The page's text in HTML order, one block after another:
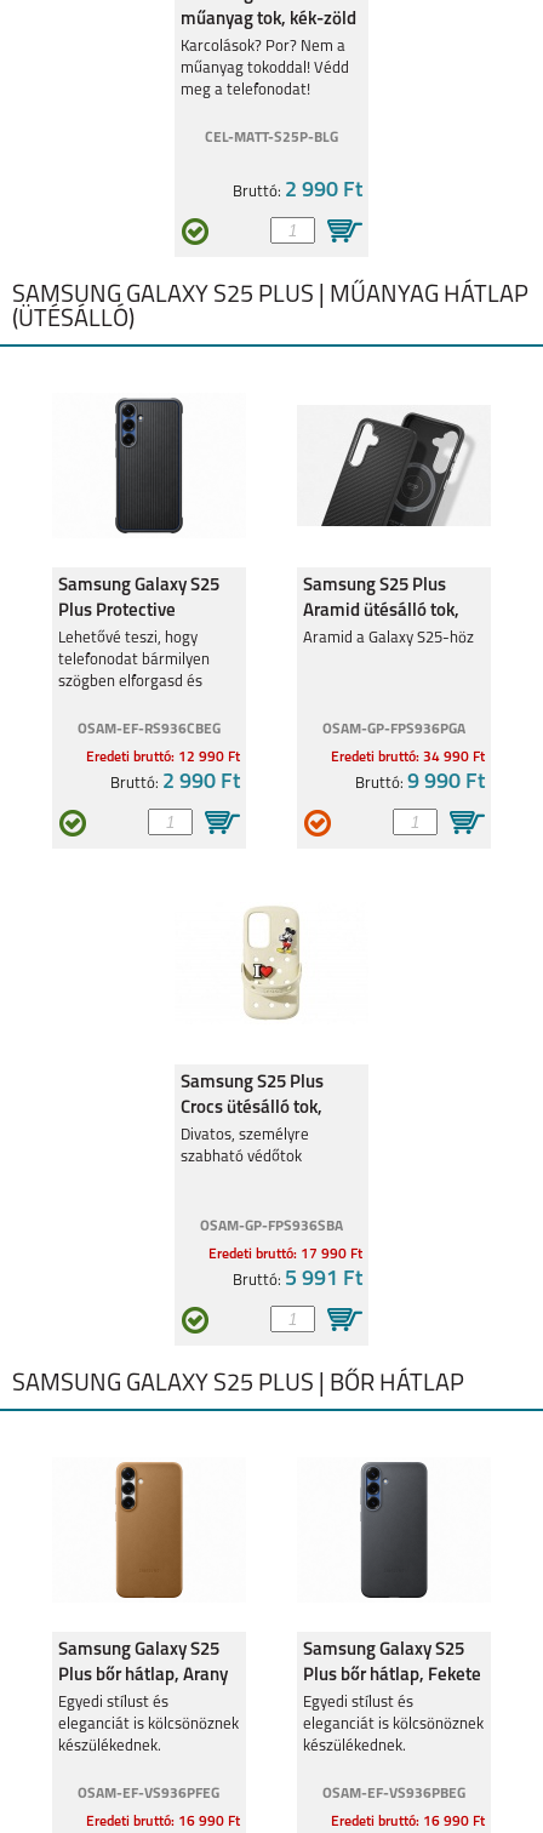
GALAXY A32 5G
GALAXY S21
GALAXY S21+
GALAXY A31
GALAXY S20 GALAXY S20+
GALAXY A6 PLUS GALAXY S9 (2018)
műanyag tok, kék-zöld
Karcolások? Por? Nem a
műanyag tokoddal! Védd
meg a telefonodat!
CEL-MATT-S25P-BLG
Bruttó: 2 990 Ft
SAMSUNG GALAXY S25 PLUS | MŰANYAG HÁTLAP
(ÜTÉSÁLLÓ)
Samsung Galaxy S25
Plus Protective
Standing cover tok,
Fekete
Lehetővé teszi, hogy
telefonodat bármilyen
szögben elforgasd és
OSAM-EF-RS936CBEG
Eredeti bruttó: 12 990 Ft
Bruttó: 2 990 Ft
Samsung S25 Plus
Aramid ütésálló tok,
Fekete-ezüst
Aramid a Galaxy S25-höz
OSAM-GP-FPS936PGA
Eredeti bruttó: 34 990 Ft
Bruttó:9 990 Ft
Samsung S25 Plus
Crocs ütésálló tok,
Fehér
Divatos, személyre
szabható védőtok
OSAM-GP-FPS936SBA
Eredeti bruttó: 17 990 Ft
Bruttó: 5 991 Ft
SAMSUNG GALAXY S25 PLUS | BŐR HÁTLAP
Samsung Galaxy S25
Plus bőr hátlap, Arany
Egyedi stílust és
eleganciát is kölcsönöznek
készülékednek.
OSAM-EF-VS936PFEG
Eredeti bruttó: 16 990 Ft
Samsung Galaxy S25
Plus bőr hátlap, Fekete
Egyedi stílust és
eleganciát is kölcsönöznek
készülékednek.
OSAM-EF-VS936PBEG
Eredeti bruttó: 16 990 Ft